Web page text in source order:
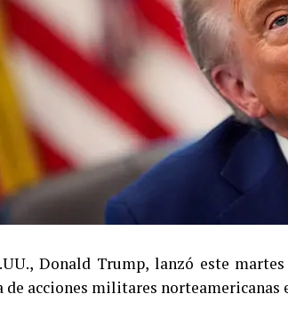
Donald Trump, lanzó este
de acciones militares norteamericanas